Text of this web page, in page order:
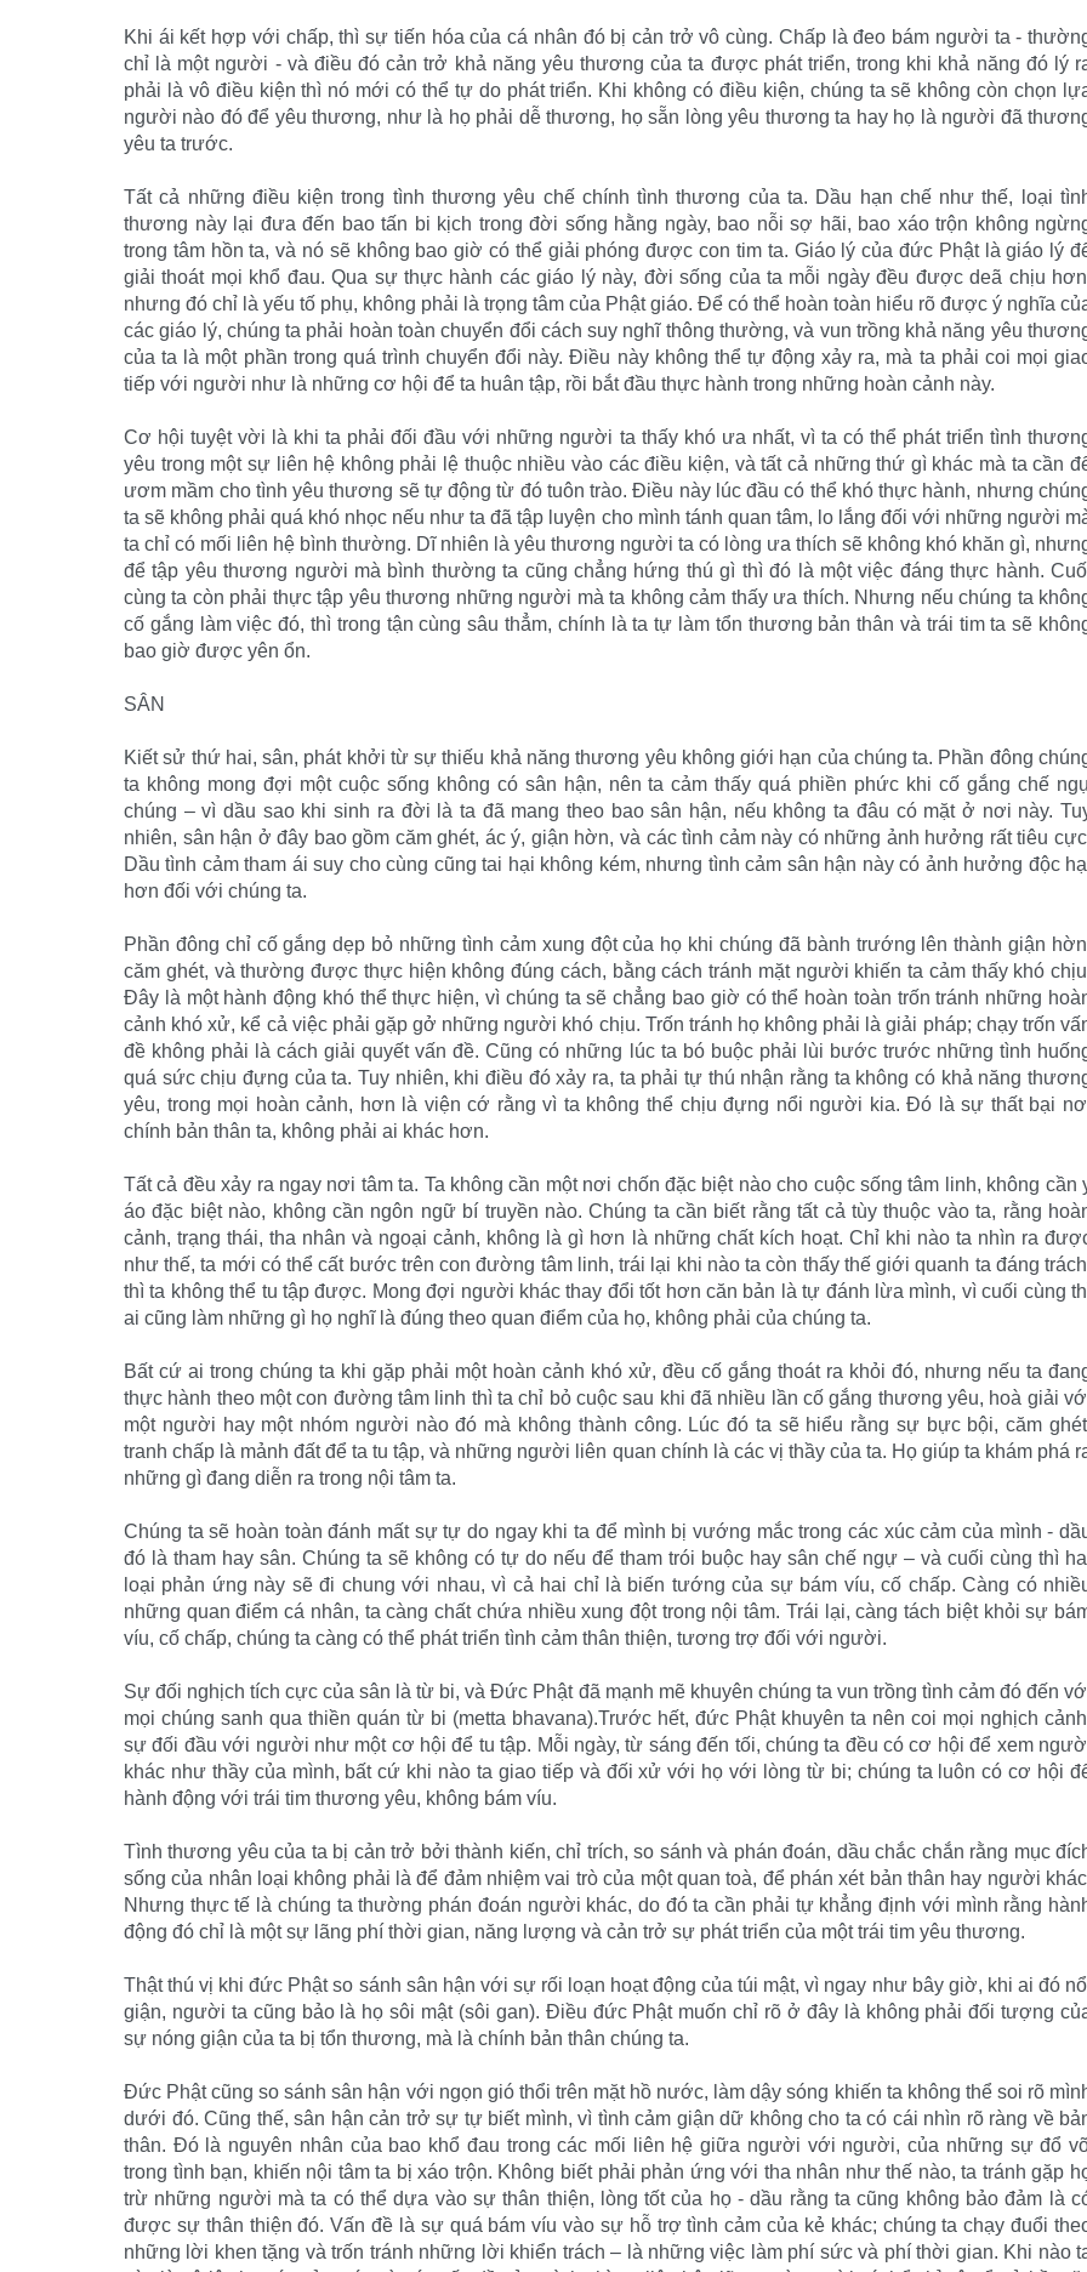
Khi ái kết hợp với chấp, thì sự tiến hóa của cá nhân đó bị cản trở vô cùng. Chấp là đeo bám người ta -
chỉ là một người - và điều đó cản trở khả năng yêu thương của ta được phát triển, trong khi khả năng đó lý
phải là vô điều kiện thì nó mới có thể tự do phát triển. Khi không có điều kiện, chúng ta sẽ không còn chọn
người nào đó để yêu thương, như là họ phải dễ thương, họ sẵn lòng yêu thương ta hay họ là người đã
yêu ta trước.
Tất cả những điều kiện trong tình thương yêu chế chính tình thương của ta. Dầu hạn chế như thế, loại
thương này lại đưa đến bao tấn bi kịch trong đời sống hằng ngày, bao nỗi sợ hãi, bao xáo trộn không
trong tâm hồn ta, và nó sẽ không bao giờ có thể giải phóng được con tim ta. Giáo lý của đức Phật là giáo lý
giải thoát mọi khổ đau. Qua sự thực hành các giáo lý này, đời sống của ta mỗi ngày đều được deã chịu
nhưng đó chỉ là yếu tố phụ, không phải là trọng tâm của Phật giáo. Để có thể hoàn toàn hiểu rõ được ý nghĩa
các giáo lý, chúng ta phải hoàn toàn chuyển đổi cách suy nghĩ thông thường, và vun trồng khả năng yêu
của ta là một phần trong quá trình chuyển đổi này. Điều này không thể tự động xảy ra, mà ta phải coi mọi
tiếp với người như là những cơ hội để ta huân tập, rồi bắt đầu thực hành trong những hoàn cảnh này.
Cơ hội tuyệt vời là khi ta phải đối đầu với những người ta thấy khó ưa nhất, vì ta có thể phát triển tình
yêu trong một sự liên hệ không phải lệ thuộc nhiều vào các điều kiện, và tất cả những thứ gì khác mà ta cần
ươm mầm cho tình yêu thương sẽ tự động từ đó tuôn trào. Điều này lúc đầu có thể khó thực hành, nhưng
ta sẽ không phải quá khó nhọc nếu như ta đã tập luyện cho mình tánh quan tâm, lo lắng đối với những người
ta chỉ có mối liên hệ bình thường. Dĩ nhiên là yêu thương người ta có lòng ưa thích sẽ không khó khăn gì,
để tập yêu thương người mà bình thường ta cũng chẳng hứng thú gì thì đó là một việc đáng thực hành.
cùng ta còn phải thực tập yêu thương những người mà ta không cảm thấy ưa thích. Nhưng nếu chúng ta
cố gắng làm việc đó, thì trong tận cùng sâu thẳm, chính là ta tự làm tổn thương bản thân và trái tim ta sẽ
bao giờ được yên ổn.
SÂN
Kiết sử thứ hai, sân, phát khởi từ sự thiếu khả năng thương yêu không giới hạn của chúng ta. Phần đông
ta không mong đợi một cuộc sống không có sân hận, nên ta cảm thấy quá phiền phức khi cố gắng chế
chúng – vì dầu sao khi sinh ra đời là ta đã mang theo bao sân hận, nếu không ta đâu có mặt ở nơi này.
nhiên, sân hận ở đây bao gồm căm ghét, ác ý, giận hờn, và các tình cảm này có những ảnh hưởng rất tiêu
Dầu tình cảm tham ái suy cho cùng cũng tai hại không kém, nhưng tình cảm sân hận này có ảnh hưởng độc
hơn đối với chúng ta.
Phần đông chỉ cố gắng dẹp bỏ những tình cảm xung đột của họ khi chúng đã bành trướng lên thành giận
căm ghét, và thường được thực hiện không đúng cách, bằng cách tránh mặt người khiến ta cảm thấy khó
Đây là một hành động khó thể thực hiện, vì chúng ta sẽ chẳng bao giờ có thể hoàn toàn trốn tránh những
cảnh khó xử, kể cả việc phải gặp gở những người khó chịu. Trốn tránh họ không phải là giải pháp; chạy trốn
đề không phải là cách giải quyết vấn đề. Cũng có những lúc ta bó buộc phải lùi bước trước những tình
quá sức chịu đựng của ta. Tuy nhiên, khi điều đó xảy ra, ta phải tự thú nhận rằng ta không có khả năng
yêu, trong mọi hoàn cảnh, hơn là viện cớ rằng vì ta không thể chịu đựng nổi người kia. Đó là sự thất bại
chính bản thân ta, không phải ai khác hơn.
Tất cả đều xảy ra ngay nơi tâm ta. Ta không cần một nơi chốn đặc biệt nào cho cuộc sống tâm linh, không cần
áo đặc biệt nào, không cần ngôn ngữ bí truyền nào. Chúng ta cần biết rằng tất cả tùy thuộc vào ta, rằng
cảnh, trạng thái, tha nhân và ngoại cảnh, không là gì hơn là những chất kích hoạt. Chỉ khi nào ta nhìn ra
như thế, ta mới có thể cất bước trên con đường tâm linh, trái lại khi nào ta còn thấy thế giới quanh ta đáng
thì ta không thể tu tập được. Mong đợi người khác thay đổi tốt hơn căn bản là tự đánh lừa mình, vì cuối cùng
ai cũng làm những gì họ nghĩ là đúng theo quan điểm của họ, không phải của chúng ta.
Bất cứ ai trong chúng ta khi gặp phải một hoàn cảnh khó xử, đều cố gắng thoát ra khỏi đó, nhưng nếu ta
thực hành theo một con đường tâm linh thì ta chỉ bỏ cuộc sau khi đã nhiều lần cố gắng thương yêu, hoà giải
một người hay một nhóm người nào đó mà không thành công. Lúc đó ta sẽ hiểu rằng sự bực bội, căm
tranh chấp là mảnh đất để ta tu tập, và những người liên quan chính là các vị thầy của ta. Họ giúp ta khám phá
những gì đang diễn ra trong nội tâm ta.
Chúng ta sẽ hoàn toàn đánh mất sự tự do ngay khi ta để mình bị vướng mắc trong các xúc cảm của mình -
đó là tham hay sân. Chúng ta sẽ không có tự do nếu để tham trói buộc hay sân chế ngự – và cuối cùng thì
loại phản ứng này sẽ đi chung với nhau, vì cả hai chỉ là biến tướng của sự bám víu, cố chấp. Càng có
những quan điểm cá nhân, ta càng chất chứa nhiều xung đột trong nội tâm. Trái lại, càng tách biệt khỏi sự
víu, cố chấp, chúng ta càng có thể phát triển tình cảm thân thiện, tương trợ đối với người.
Sự đối nghịch tích cực của sân là từ bi, và Đức Phật đã mạnh mẽ khuyên chúng ta vun trồng tình cảm đó đến
mọi chúng sanh qua thiền quán từ bi (metta bhavana).Trước hết, đức Phật khuyên ta nên coi mọi nghịch
sự đối đầu với người như một cơ hội để tu tập. Mỗi ngày, từ sáng đến tối, chúng ta đều có cơ hội để xem
khác như thầy của mình, bất cứ khi nào ta giao tiếp và đối xử với họ với lòng từ bi; chúng ta luôn có cơ hội
hành động với trái tim thương yêu, không bám víu.
Tình thương yêu của ta bị cản trở bởi thành kiến, chỉ trích, so sánh và phán đoán, dầu chắc chắn rằng mục
sống của nhân loại không phải là để đảm nhiệm vai trò của một quan toà, để phán xét bản thân hay người
Nhưng thực tế là chúng ta thường phán đoán người khác, do đó ta cần phải tự khẳng định với mình rằng
động đó chỉ là một sự lãng phí thời gian, năng lượng và cản trở sự phát triển của một trái tim yêu thương.
Thật thú vị khi đức Phật so sánh sân hận với sự rối loạn hoạt động của túi mật, vì ngay như bây giờ, khi ai đó
giận, người ta cũng bảo là họ sôi mật (sôi gan). Điều đức Phật muốn chỉ rõ ở đây là không phải đối tượng
sự nóng giận của ta bị tổn thương, mà là chính bản thân chúng ta.
Đức Phật cũng so sánh sân hận với ngọn gió thổi trên mặt hồ nước, làm dậy sóng khiến ta không thể soi rõ
dưới đó. Cũng thế, sân hận cản trở sự tự biết mình, vì tình cảm giận dữ không cho ta có cái nhìn rõ ràng về
thân. Đó là nguyên nhân của bao khổ đau trong các mối liên hệ giữa người với người, của những sự đổ
trong tình bạn, khiến nội tâm ta bị xáo trộn. Không biết phải phản ứng với tha nhân như thế nào, ta tránh gặp
trừ những người mà ta có thể dựa vào sự thân thiện, lòng tốt của họ - dầu rằng ta cũng không bảo đảm là
được sự thân thiện đó. Vấn đề là sự quá bám víu vào sự hỗ trợ tình cảm của kẻ khác; chúng ta chạy đuổi
những lời khen tặng và trốn tránh những lời khiển trách – là những việc làm phí sức và phí thời gian. Khi nào